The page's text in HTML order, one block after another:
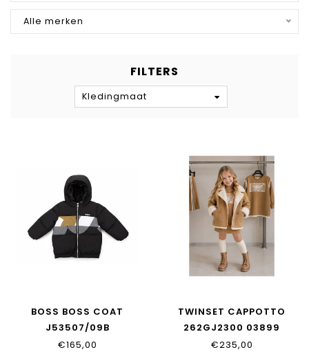
Alle merken
FILTERS
Kledingmaat
BOSS BOSS COAT
J53507/09B
€165,00
TWINSET CAPPOTTO
262GJ2300 03899
€235,00